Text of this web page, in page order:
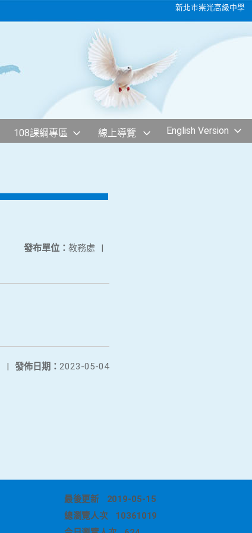
新北市崇光高級中學
108課綱專區 線上導覽 English Version
發布單位： 教務處 |
發佈日期： 2023-05-04
|
最後更新
2019-05-15
總瀏覽人次
10361019